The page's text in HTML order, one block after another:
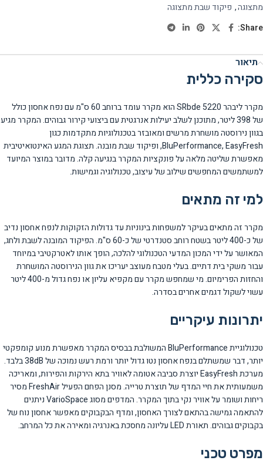
מתצוגה, פיקוד שבת מתצוגה
Share:
תיאור
סקירה כללית
מקרר ליבהר SRbde 5220 הוא מקרר עומד ברוחב 60 ס"מ עם נפח אחסון כולל
של 398 ליטר, מתוכנן לשלב יעילות אנרגטית עם ביצועי קירור גבוהים. המקרר מגיע
בגוון נירוסטה מושחרת מרשים ומאובזר בטכנולוגיות מתקדמות כגון
BluPerformance, EasyFresh, ופיקוד שבת מובנה. תצוגת המגע האינטואיטיבית
מאפשרת שליטה מלאה על פונקציות המקרר בנגיעה קלה. מדובר במוצר המיועד
למשתמשים המחפשים שילוב של עיצוב, טכנולוגיה וגמישות.
למי זה מתאים
מקרר זה מתאים בעיקר למשפחות בינוניות עד גדולות הזקוקות לנפח אחסון נדיב
של כ-400 ליטר בשטח רוחב סטנדרטי של כ-60 ס"מ. הפיקוד המובנה לשבת ולחג,
המאושר על ידי המכון המדעי הטכנולוגי להלכה, הופך אותו לאטרקטיבי במיוחד
עבור משקי בית דתיים. בעלי מטבח מעוצב יעריכו את גוון הנירוסטה המושחרת
והחזות הפרימיום. מי שמחפש מקרר עם מקפיא עליון או נפח גדול מ-400 ליטר
עשוי לשקול דגמים אחרים בסדרה.
יתרונות עיקריים
טכנולוגיית BluPerformance המשולבת בבסיס המקרר מאפשרת מנוע קומפקטי
יותר, דבר שמשתלם בנפח אחסון נטו גדול יותר ורמת רעש נמוכה של 38dB בלבד.
מערכת EasyFresh יוצרת סביבה אטומה לאוויר בתא הירקות והפירות, ומאריכה
משמעותית את חיי המדף של תוצרת טרייה. מסנן הפחם הפעיל FreshAir מסיר
ריחות ושומר על אוויר נקי בתוך המקרר. המדפים מסוג VarioSpace ניתנים
להתאמה גמישה בהתאם לצורך האחסון, ומדף הבקבוקים מאפשר אחסון נוח של
בקבוקים גבוהים. תאורת LED עליונה מחסכת באנרגיה ומאירה את כל המרחב.
מפרט טכני